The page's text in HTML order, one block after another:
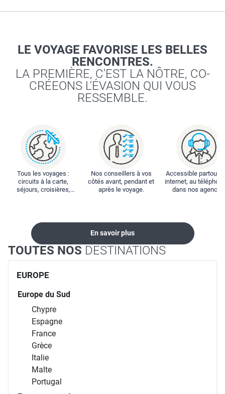
LE VOYAGE FAVORISE LES BELLES
RENCONTRES.
LA PREMIÈRE, C'EST LA NÔTRE, CO-
CRÉEONS L'ÉVASION QUI VOUS
RESSEMBLE.
Tous les voyages :
circuits à la carte,
séjours, croisières,
Nos conseillers à vos
côtés avant, pendant et
après le voyage.
Accessible partout :
internet, au
dans nos
En savoir plus
TOUTES NOS DESTINATIONS
EUROPE
Europe du Sud
Chypre
Espagne
France
Grèce
Italie
Malte
Portugal